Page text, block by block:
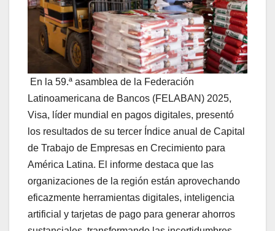
En la 59.ª asamblea de la Federación
Latinoamericana de Bancos (FELABAN) 2025,
Visa, líder mundial en pagos digitales, presentó
los resultados de su tercer Índice anual de Capital
de Trabajo de Empresas en Crecimiento para
América Latina. El informe destaca que las
organizaciones de la región están aprovechando
eficazmente herramientas digitales, inteligencia
artificial y tarjetas de pago para generar ahorros